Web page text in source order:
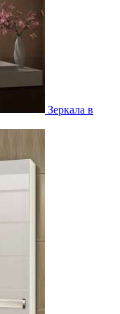
Зеркала в